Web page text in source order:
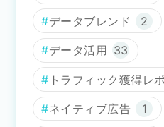
データブレンド 2
データ活用 33
トラフィック獲得レ
ネイティブ広告 1